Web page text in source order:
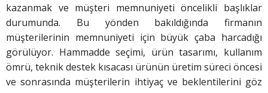
kazanmak ve müşteri memnuniyeti öncelikli başlıklar
durumunda. Bu yönden bakıldığında firmanın
müşterilerinin memnuniyeti için büyük çaba harcadığı
görülüyor. Hammadde seçimi, ürün tasarımı, kullanım
ömrü, teknik destek kısacası ürünün üretim süreci öncesi
ve sonrasında müşterilerin ihtiyaç ve beklentilerini göz